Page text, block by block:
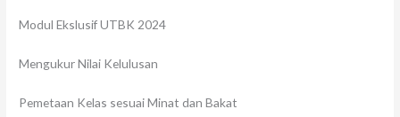
Modul Ekslusif UTBK 2024
Mengukur Nilai Kelulusan
Pemetaan Kelas sesuai Minat dan Bakat